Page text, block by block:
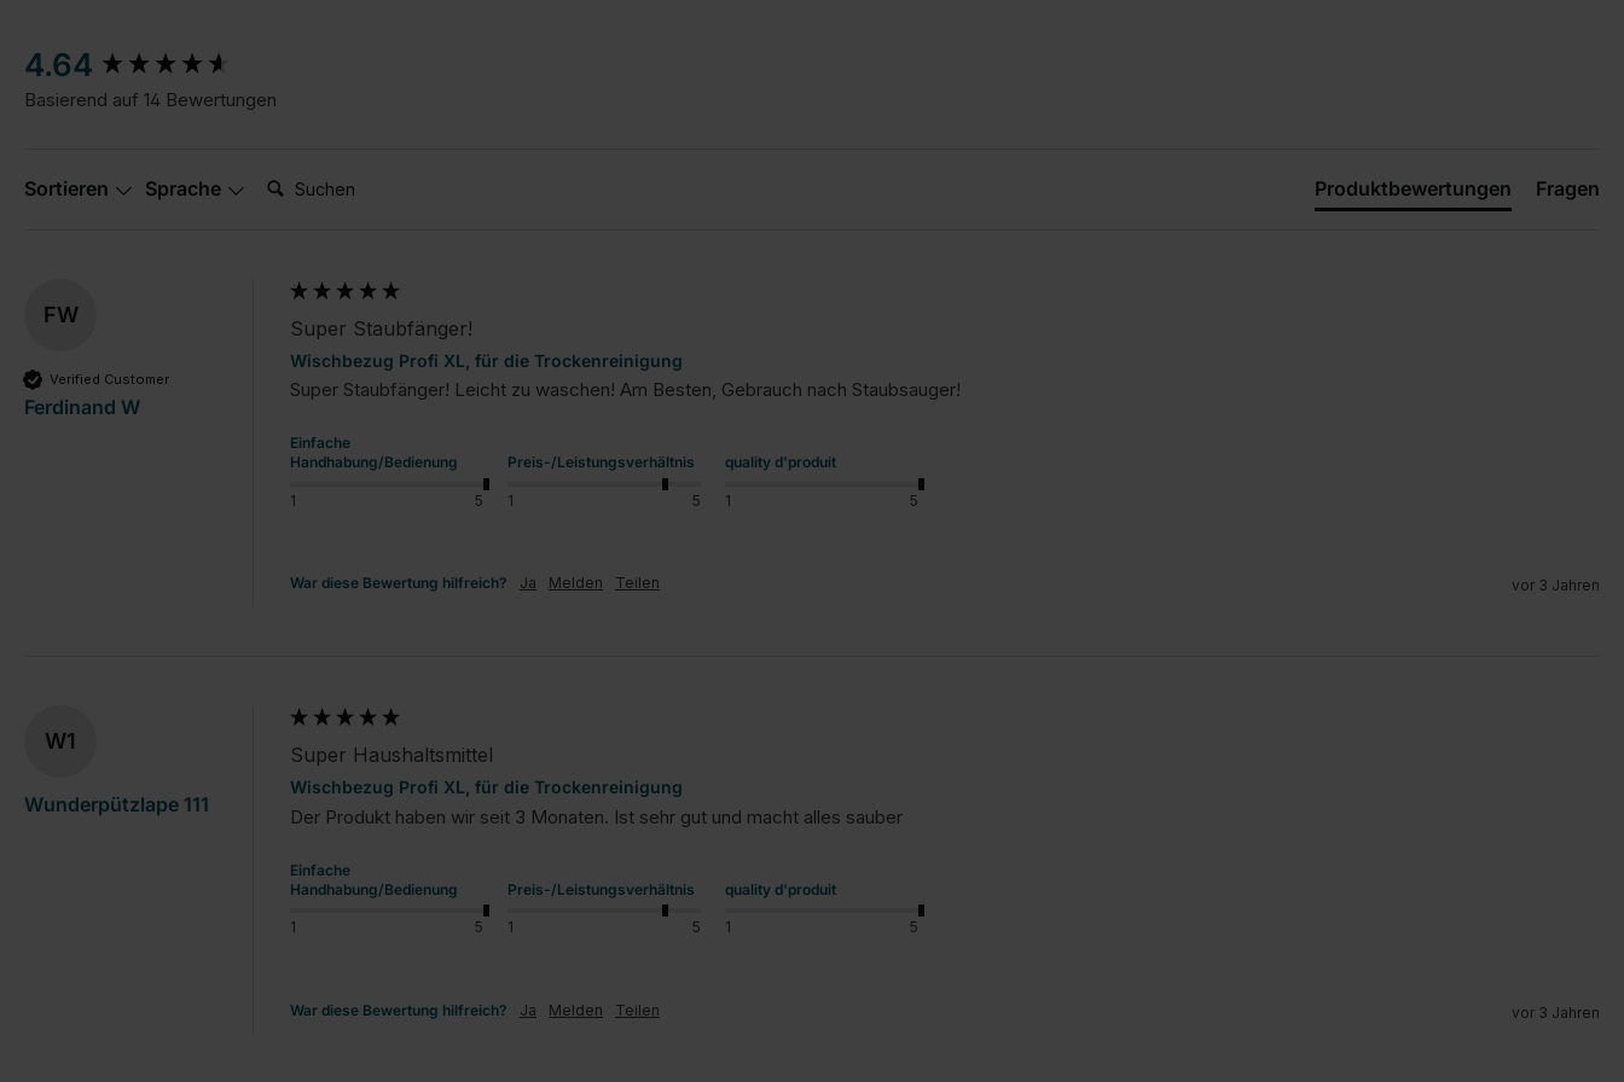
4.64
Basierend auf 14 Bewertungen
Sortieren Sprache Suchen: Produktbewertungen Fragen
FW
Verified Customer
Ferdinand W
Super Staubfänger!
Wischbezug Profi XL, für die Trockenreinigung
Super Staubfänger! Leicht zu waschen! Am Besten, Gebrauch nach Staubsauger!
Einfache
Handhabung/Bedienung
1 5
Preis-/Leistungsverhältnis
1 5
quality d'produit
1 5
War diese Bewertung hilfreich? Ja Melden Teilen vor 3 Jahren
W1
Wunderpützlape 111
Super Haushaltsmittel
Wischbezug Profi XL, für die Trockenreinigung
Der Produkt haben wir seit 3 Monaten. Ist sehr gut und macht alles sauber
Einfache
Handhabung/Bedienung
1 5
Preis-/Leistungsverhältnis
1 5
quality d'produit
1 5
War diese Bewertung hilfreich? Ja Melden Teilen vor 3 Jahren
New content loaded